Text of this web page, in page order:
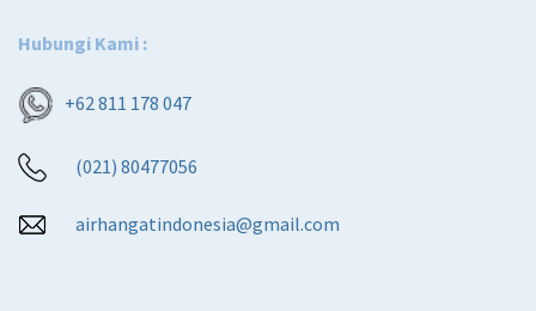
Hubungi Kami :
+62 811 178 047
(021) 80477056
airhangatindonesia@gmail.com